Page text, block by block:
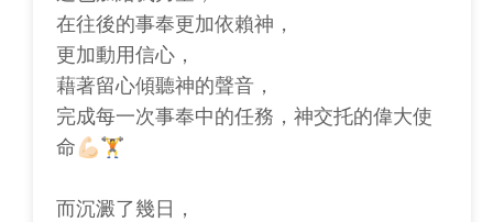
在往後的事奉更加依賴神，
更加動用信心，
藉著留心傾聽神的聲音，
完成每一次事奉中的任務，神交托的偉大使
命💪🏻🏋️
而沉澱了幾日，